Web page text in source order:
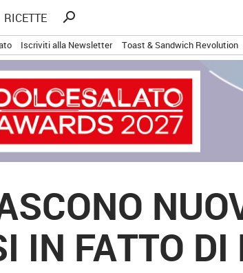
RICETTE
Ricerca
search
Iscriviti alla Newsletter Toast & Sandwich Revolution
IN FATTO DI